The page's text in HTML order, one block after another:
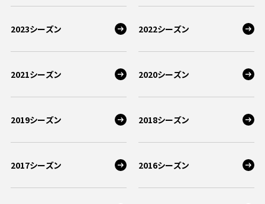
2023シーズン 2022シーズン
2021シーズン 2020シーズン
2019シーズン 2018シーズン
2017シーズン 2016シーズン